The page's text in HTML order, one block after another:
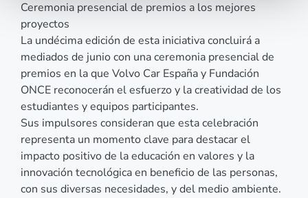
Ceremonia presencial de premios a los mejores
proyectos
La undécima edición de esta iniciativa concluirá a
mediados de junio con una ceremonia presencial de
premios en la que Volvo Car España y Fundación
ONCE reconocerán el esfuerzo y la creatividad de los
estudiantes y equipos participantes.
Sus impulsores consideran que esta celebración
representa un momento clave para destacar el
impacto positivo de la educación en valores y la
innovación tecnológica en beneficio de las personas,
con sus diversas necesidades, y del medio ambiente.